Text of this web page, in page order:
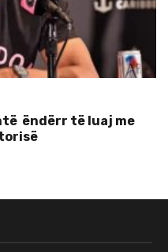
ëndërr të luaj me